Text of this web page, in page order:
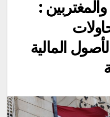
:
المالية